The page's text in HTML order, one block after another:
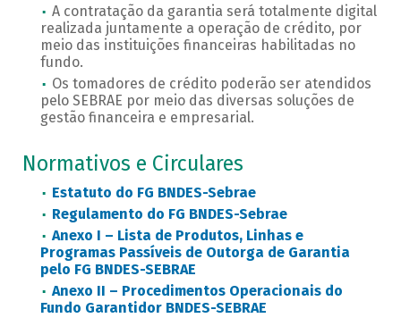
A contratação da garantia será totalmente digital
realizada juntamente a operação de crédito, por
meio das instituições financeiras habilitadas no
fundo.
Os tomadores de crédito poderão ser atendidos
pelo SEBRAE por meio das diversas soluções de
gestão financeira e empresarial.
Normativos e Circulares
Estatuto do FG BNDES-Sebrae
Regulamento do FG BNDES-Sebrae
Anexo I – Lista de Produtos, Linhas e
Programas Passíveis de Outorga de Garantia
pelo FG BNDES-SEBRAE
Anexo II – Procedimentos Operacionais do
Fundo Garantidor BNDES-SEBRAE